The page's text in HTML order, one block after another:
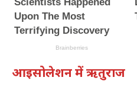
आइसोलेशन में ऋतुराज